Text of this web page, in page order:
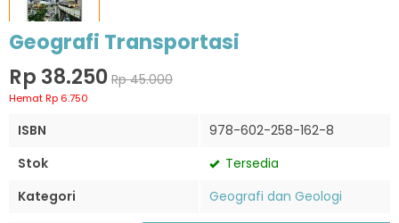
Geografi Transportasi
Rp 38.250 Rp 45.000
Hemat Rp 6.750
ISBN
978-602-258-162-8
Stok
Tersedia
Kategori
Geografi dan Geologi